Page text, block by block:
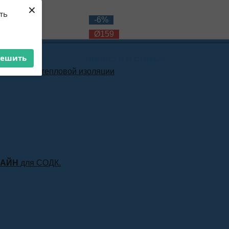
×
тепловой изоляции
для СОДК.
-6%
Ø159